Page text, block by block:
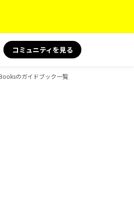
コミュニティを見る
のガイドブック一覧